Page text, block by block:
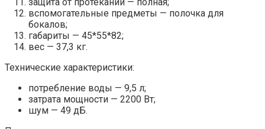
вспомогательные предметы — полочка для
бокалов;
габариты — 45*55*82;
вес — 37,3 кг.
Технические характеристики:
потребление воды — 9,5 л;
затрата мощности — 2200 Вт;
шум — 49 дБ.